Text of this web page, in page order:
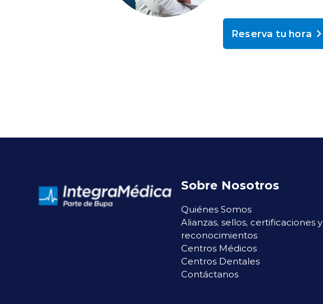
Reserva tu hora
Sobre Nosotros
Quiénes Somos
Alianzas, sellos, certificaciones y
reconocimientos
Centros Médicos
Centros Dentales
Contáctanos